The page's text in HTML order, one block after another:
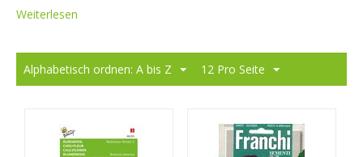
Weiterlesen
Alphabetisch ordnen: A bis Z 12 Pro Seite